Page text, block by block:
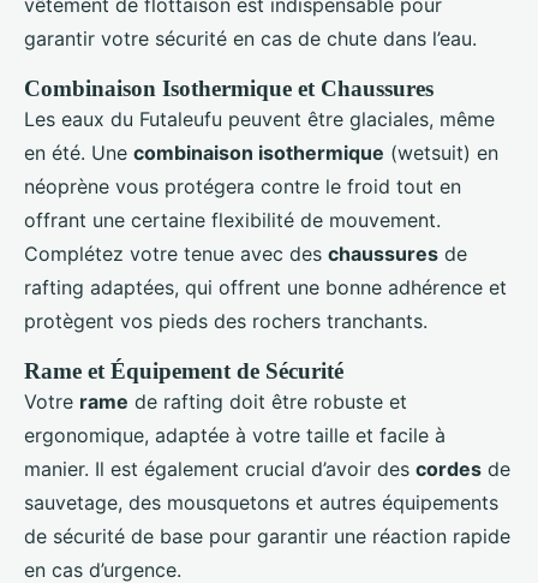
garantir votre sécurité en cas de chute dans l’eau.
Combinaison Isothermique et Chaussures
Les eaux du Futaleufu peuvent être glaciales, même
en été. Une combinaison isothermique (wetsuit) en
néoprène vous protégera contre le froid tout en
offrant une certaine flexibilité de mouvement.
Complétez votre tenue avec des chaussures de
rafting adaptées, qui offrent une bonne adhérence et
protègent vos pieds des rochers tranchants.
Rame et Équipement de Sécurité
Votre rame de rafting doit être robuste et
ergonomique, adaptée à votre taille et facile à
manier. Il est également crucial d’avoir des cordes de
sauvetage, des mousquetons et autres équipements
de sécurité de base pour garantir une réaction rapide
en cas d’urgence.